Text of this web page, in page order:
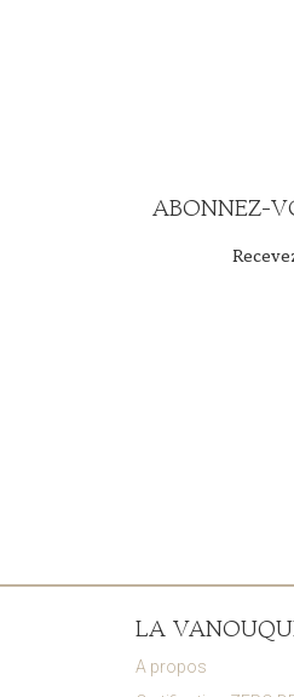
ABONNEZ-
LA
A propos